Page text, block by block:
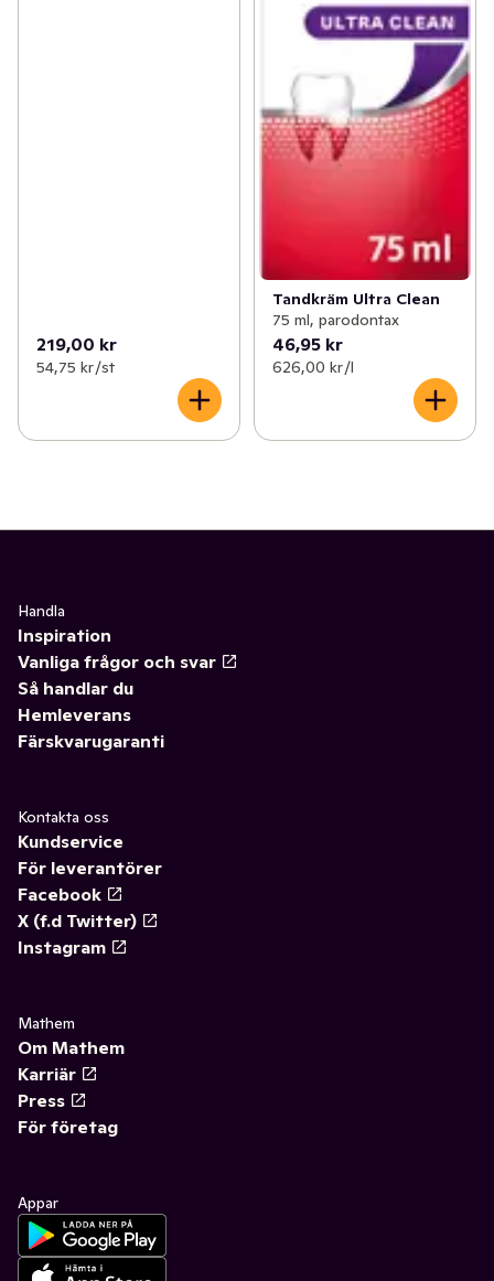
219,00 kr
54,75 kr /st
Tandkräm Ultra Clean
75 ml, parodontax
46,95 kr
626,00 kr /l
Handla
Inspiration
Vanliga frågor och svar
Så handlar du
Hemleverans
Färskvarugaranti
Kontakta oss
Kundservice
För leverantörer
Facebook
X (f.d Twitter)
Instagram
Mathem
Om Mathem
Karriär
Press
För företag
Appar